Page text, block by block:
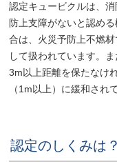
認定キュービクルは、
防上支障がないと認め
合は、火災予防上不燃
して扱われています。
3m以上距離を保たなけ
（1m以上）に緩和され
認定のしくみは？